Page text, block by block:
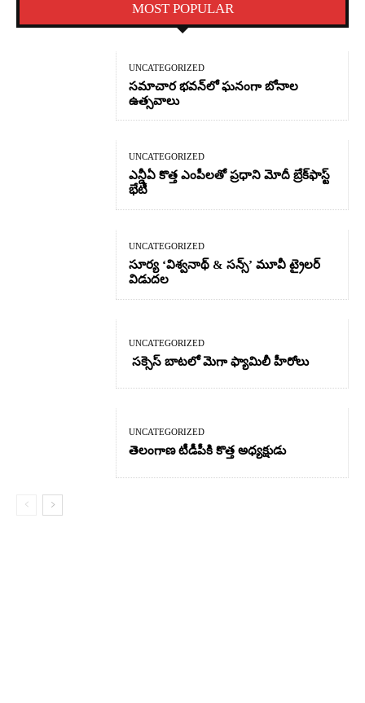
MOST POPULAR
UNCATEGORIZED
సమాచార భవన్‌లో ఘనంగా బోనాల
ఉత్సవాలు
UNCATEGORIZED
ఎన్డీఏ కొత్త ఎంపీలతో ప్రధాని మోదీ బ్రేక్‌ఫాస్ట్
భేటీ
UNCATEGORIZED
సూర్య ‘విశ్వనాథ్ & సన్స్’ మూవీ ట్రైలర్
విడుదల
UNCATEGORIZED
సక్సెస్ బాటలో మెగా ఫ్యామిలీ హీరోలు
UNCATEGORIZED
తెలంగాణ టీడీపీకి కొత్త అధ్యక్షుడు